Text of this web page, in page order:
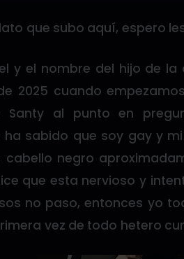
que subo aquí, espero
y el nombre del hijo de
2025 cuando
Santy al punto en
ha sabido que soy gay y
negro
que esta nervioso y
no paso, entonces yo
vez de todo hetero